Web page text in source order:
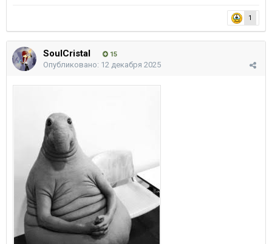
1
SoulCristal 15
Опубликовано: 12 декабря 2025